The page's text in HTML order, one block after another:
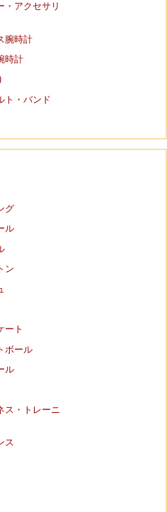
・アクセサリ
腕時計
時計
ト・バンド
グ
ル
ン
ート
ボール
ル
ス・トレーニ
ス